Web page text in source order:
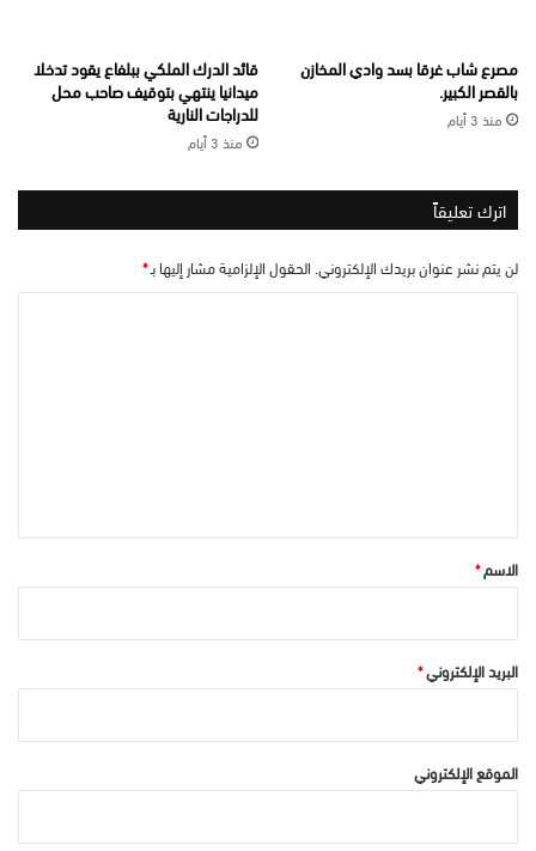
مصرع شاب غرقا بسد وادي المخازن
بالقصر الكبير.
منذ 3 أيام
قائد الدرك الملكي ببلفاع يقود تدخلا
ميدانيا ينتهي بتوقيف صاحب محل
للدراجات النارية
منذ 3 أيام
اترك تعليقاً
لن يتم نشر عنوان بريدك الإلكتروني. الحقول الإلزامية مشار إليها بـ*
*الاسم*
البريد الإلكتروني*
الموقع الإلكتروني